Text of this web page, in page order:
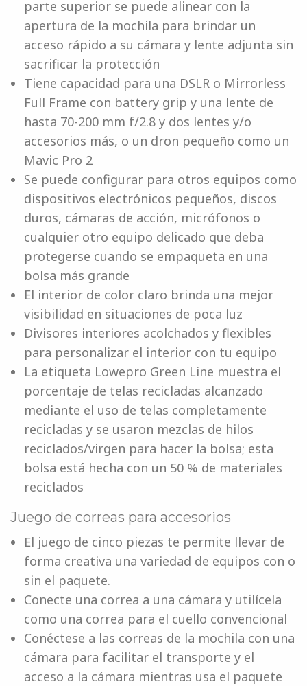
parte superior se puede alinear con la
apertura de la mochila para brindar un
acceso rápido a su cámara y lente adjunta sin
sacrificar la protección
Tiene capacidad para una DSLR o Mirrorless
Full Frame con battery grip y una lente de
hasta 70-200 mm f/2.8 y dos lentes y/o
accesorios más, o un dron pequeño como un
Mavic Pro 2
Se puede configurar para otros equipos como
dispositivos electrónicos pequeños, discos
duros, cámaras de acción, micrófonos o
cualquier otro equipo delicado que deba
protegerse cuando se empaqueta en una
bolsa más grande
El interior de color claro brinda una mejor
visibilidad en situaciones de poca luz
Divisores interiores acolchados y flexibles
para personalizar el interior con tu equipo
La etiqueta Lowepro Green Line muestra el
porcentaje de telas recicladas alcanzado
mediante el uso de telas completamente
recicladas y se usaron mezclas de hilos
reciclados/virgen para hacer la bolsa; esta
bolsa está hecha con un 50 % de materiales
reciclados
Juego de correas para accesorios
El juego de cinco piezas te permite llevar de
forma creativa una variedad de equipos con o
sin el paquete.
Conecte una correa a una cámara y utilícela
como una correa para el cuello convencional
Conéctese a las correas de la mochila con una
cámara para facilitar el transporte y el
acceso a la cámara mientras usa el paquete